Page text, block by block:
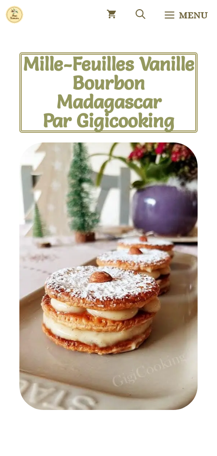
MENU
Mille-Feuilles Vanille
Bourbon
Madagascar
Par Gigicooking